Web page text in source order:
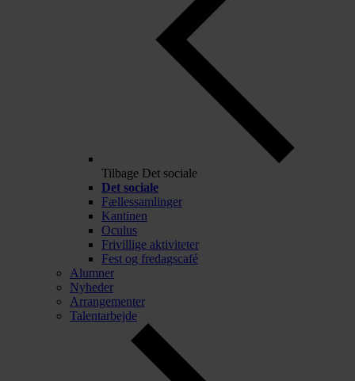
Tilbage Det sociale
Det sociale
Fællessamlinger
Kantinen
Oculus
Frivillige aktiviteter
Fest og fredagscafé
Alumner
Nyheder
Arrangementer
Talentarbejde